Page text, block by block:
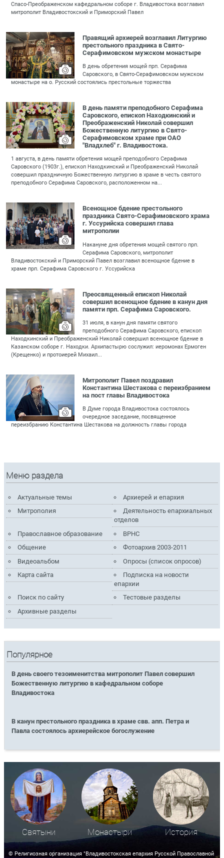
Спасо-Преображенском кафедральном соборе г. Владивостока возглавил
митрополит Владивостокский и Приморский Павел
Правящий архиерей возглавил Литургию
престольного праздника в Свято-
Серафимовском мужском монастыре
В день обретения мощей прп. Серафима
Саровского, в Свято-Серафимовском мужском
монастыре на о. Русский состоялись престольные торжества
В день памяти преподобного Серафима
Саровского, епископ Находкинский и
Преображенский Николай совершил
Божественную литургию в Свято-
Серафимовском храме при ОАО
"Владхлеб" г. Владивостока.
1 августа, в день памяти обретения мощей преподобного Серафима
Саровского (1903г.), епископ Находкинский и Преображенский Николай
совершил праздничную Божественную литургию в храме в честь святого
преподобного Серафима Саровского, расположенном на...
Всенощное бдение престольного
праздника Свято-Серафимовского храма
г. Уссурийска совершил глава
митрополии
Накануне дня обретения мощей святого прп.
Серафима Саровского, митрополит
Владивостокский и Приморский Павел возглавил всенощное бдение в
храме прп. Серафима Саровского г. Уссурийска
Преосвященный епископ Николай
совершил всенощное бдение в канун дня
памяти прп. Серафима Саровского.
31 июля, в канун дня памяти святого
преподобного Серафима Саровского, епископ
Находкинский и Преображенский Николай совершил всенощное бдение в
Казанском соборе г. Находки. Архипастырю сослужил: иеромонах Ермоген
(Крещенко) и протоиерей Михаил...
Митрополит Павел поздравил
Константина Шестакова с переизбранием
на пост главы Владивостока
В Думе города Владивостока состоялось
очередное заседание, посвященное
переизбранию Константина Шестакова на должность главы города
Меню раздела
Актуальные темы
Архиерей и епархия
Митрополия
Деятельность епархиальных
отделов
Православное образование
ВРНС
Общение
Фотоархив 2003-2011
Видеоальбом
Опросы (список опросов)
Карта сайта
Подписка на новости
епархии
Поиск по сайту
Тестовые разделы
Архивные разделы
Популярное
В день своего тезоименитства митрополит Павел совершил
Божественную литургию в кафедральном соборе
Владивостока
В канун престольного праздника в храме свв. апп. Петра и
Павла состоялось архиерейское богослужение
Святыни Монастыри История
© Религиозная организация "Владивостокская епархия Русской Православной